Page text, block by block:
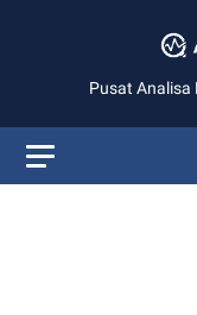
Pusat Analisa